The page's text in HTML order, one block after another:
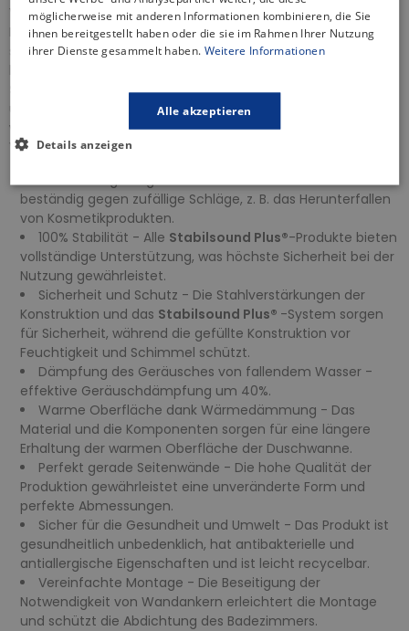
Verbundmaterial verstärkt sowohl den Boden als auch die
Ränder der Duschwanne. Dank dieser Technologien wird
sowohl Komfort bei der einfachen Montage als auch eine
verstärkt mehrschichtig die Strukturen (Boden
und Ränder der Duschwanne) und vereint so die
wünschenswerten Eigenschaften von Duschwannen.
Vorteile der Technologie:
beständig gegen zufällige Schläge, z. B. das Herunterfallen
von Kosmetikprodukten.
100% Stabilität - Alle Stabilsound Plus®-Produkte bieten
vollständige Unterstützung, was höchste Sicherheit bei der
Nutzung gewährleistet.
Sicherheit und Schutz - Die Stahlverstärkungen der
Konstruktion und das Stabilsound Plus® -System sorgen
für Sicherheit, während die gefüllte Konstruktion vor
Feuchtigkeit und Schimmel schützt.
Dämpfung des Geräusches von fallendem Wasser -
effektive Geräuschdämpfung um 40%.
Warme Oberfläche dank Wärmedämmung - Das
Material und die Komponenten sorgen für eine längere
Erhaltung der warmen Oberfläche der Duschwanne.
Perfekt gerade Seitenwände - Die hohe Qualität der
Produktion gewährleistet eine unveränderte Form und
perfekte Abmessungen.
Sicher für die Gesundheit und Umwelt - Das Produkt ist
gesundheitlich unbedenklich, hat antibakterielle und
antiallergische Eigenschaften und ist leicht recycelbar.
Vereinfachte Montage - Die Beseitigung der
Notwendigkeit von Wandankern erleichtert die Montage
und schützt die Abdichtung des Badezimmers.
möglicherweise mit anderen Informationen kombinieren, die Sie
ihnen bereitgestellt haben oder die sie im Rahmen Ihrer Nutzung
ihrer Dienste gesammelt haben. Weitere Informationen
Alle akzeptieren
Details anzeigen